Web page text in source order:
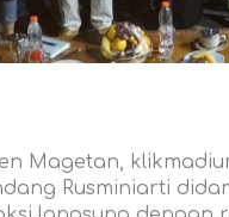
Magetan,
Rusminiarti